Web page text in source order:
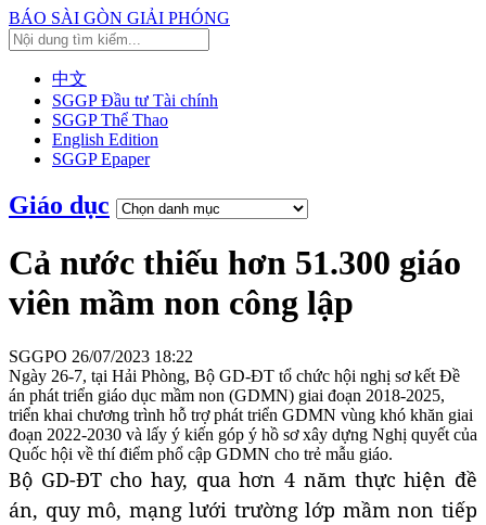
BÁO SÀI GÒN GIẢI PHÓNG
中文
SGGP Đầu tư Tài chính
SGGP Thể Thao
English Edition
SGGP Epaper
Giáo dục
Cả nước thiếu hơn 51.300 giáo
viên mầm non công lập
SGGPO 26/07/2023 18:22
Ngày 26-7, tại Hải Phòng, Bộ GD-ĐT tổ chức hội nghị sơ kết Đề
án phát triển giáo dục mầm non (GDMN) giai đoạn 2018-2025,
triển khai chương trình hỗ trợ phát triển GDMN vùng khó khăn giai
đoạn 2022-2030 và lấy ý kiến góp ý hồ sơ xây dựng Nghị quyết của
Quốc hội về thí điểm phổ cập GDMN cho trẻ mẫu giáo.
Bộ GD-ĐT cho hay, qua hơn 4 năm thực hiện đề
án, quy mô, mạng lưới trường lớp mầm non tiếp